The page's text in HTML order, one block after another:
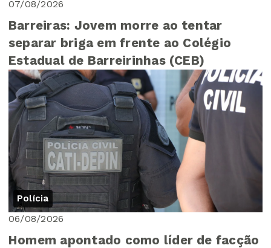
07/08/2026
Barreiras: Jovem morre ao tentar
separar briga em frente ao Colégio
Estadual de Barreirinhas (CEB)
Polícia
06/08/2026
Homem apontado como líder de facção